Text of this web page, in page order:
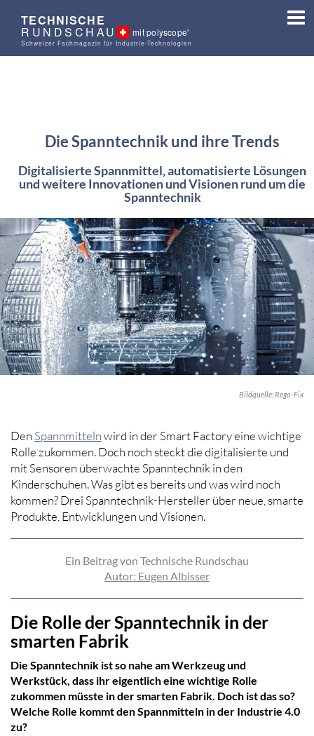
TECHNISCHE
RUNDSCHAU mit polyscope'
Schweizer Fachmagazin für Industrie-Technologien
Die Spanntechnik und ihre Trends
Digitalisierte Spannmittel, automatisierte Lösungen
und weitere Innovationen und Visionen rund um die
Spanntechnik
Bildquelle: Rego-Fix
Den Spannmittelnwird in der Smart Factory eine wichtige
Rolle zukommen. Doch noch steckt die digitalisierte und
mit Sensoren überwachte Spanntechnik in den
Kinderschuhen. Was gibt es bereits und was wird noch
kommen? Drei Spanntechnik-Hersteller über neue, smarte
Produkte, Entwicklungen und Visionen.
Ein Beitrag von Technische Rundschau
Autor: Eugen Albisser
Die Rolle der Spanntechnik in der
smarten Fabrik
Die Spanntechnik ist so nahe am Werkzeug und
Werkstück, dass ihr eigentlich eine wichtige Rolle
zukommen müsste in der smarten Fabrik. Doch ist das so?
Welche Rolle kommt den Spannmitteln in der Industrie 4.0
zu?